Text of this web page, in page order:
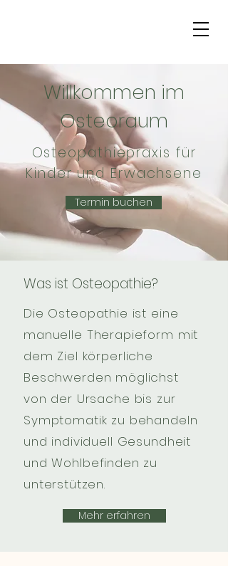
Willkommen im
Osteoraum
Osteopathiepraxis für
Kinder und Erwachsene
Termin buchen
Was ist Osteopathie?
Die Osteopathie ist eine
manuelle Therapieform mit
dem Ziel körperliche
Beschwerden möglichst
von der Ursache bis zur
Symptomatik zu behandeln
und individuell Gesundheit
und Wohlbefinden zu
unterstützen.
Mehr erfahren